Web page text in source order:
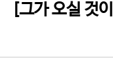
[그가 오실 것